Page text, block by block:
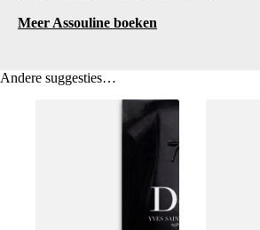
Meer Assouline boeken
Andere suggesties…